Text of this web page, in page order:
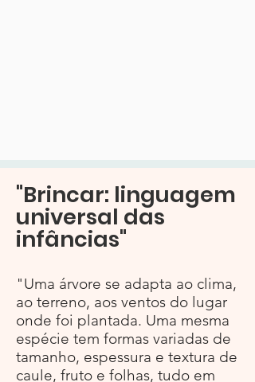
"Brincar: linguagem
universal das
infâncias"
"Uma árvore se adapta ao clima,
ao terreno, aos ventos do lugar
onde foi plantada. Uma mesma
espécie tem formas variadas de
tamanho, espessura e textura de
caule, fruto e folhas, tudo em